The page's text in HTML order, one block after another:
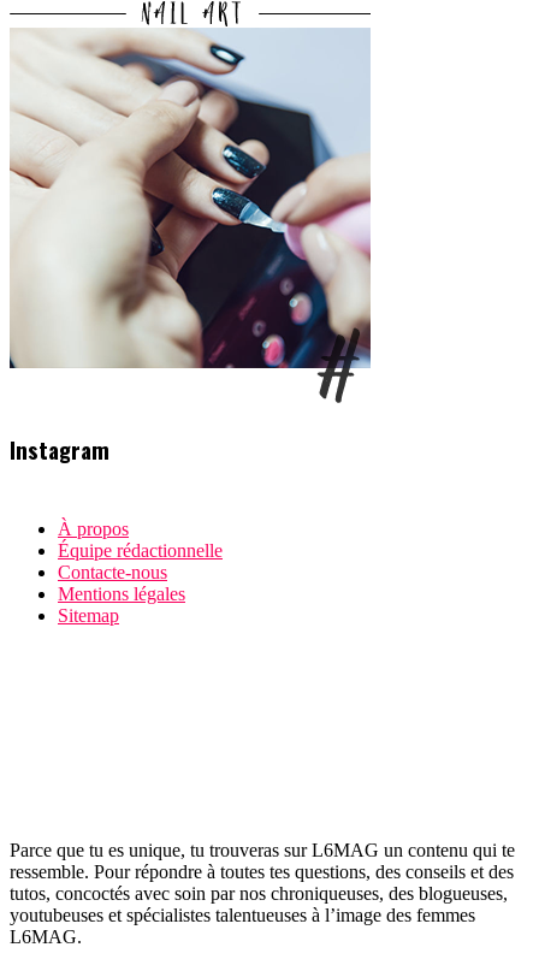
Instagram
À propos
Équipe rédactionnelle
Contacte-nous
Mentions légales
Sitemap
Parce que tu es unique, tu trouveras sur L6MAG un contenu qui te
ressemble. Pour répondre à toutes tes questions, des conseils et des
tutos, concoctés avec soin par nos chroniqueuses, des blogueuses,
youtubeuses et spécialistes talentueuses à l’image des femmes
L6MAG.